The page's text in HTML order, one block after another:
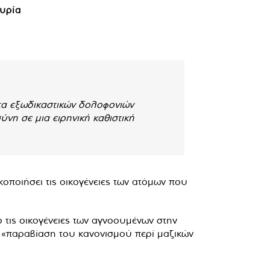
εξωδικαστικών δολοφονιών
σε μια ειρηνική καθιστική
τις οικογένειες των ατόμων που
οικογένειες των αγνοουμένων στην
του κανονισμού περί μαζικών